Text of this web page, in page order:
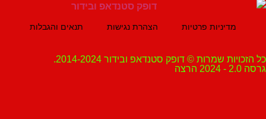
מדיניות פרטיות הצהרת נגישות תנאים והגבלות
שמרות © דופק סטנדאפ ובידור 2014-2024.